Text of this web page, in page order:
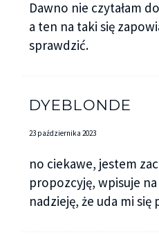
Dawno nie czytałam
a ten na taki się
sprawdzić.
DYEBLONDE
23 października 2023
no ciekawe, jestem
propozcyję, wpisuje
nadzieję, że uda mi się